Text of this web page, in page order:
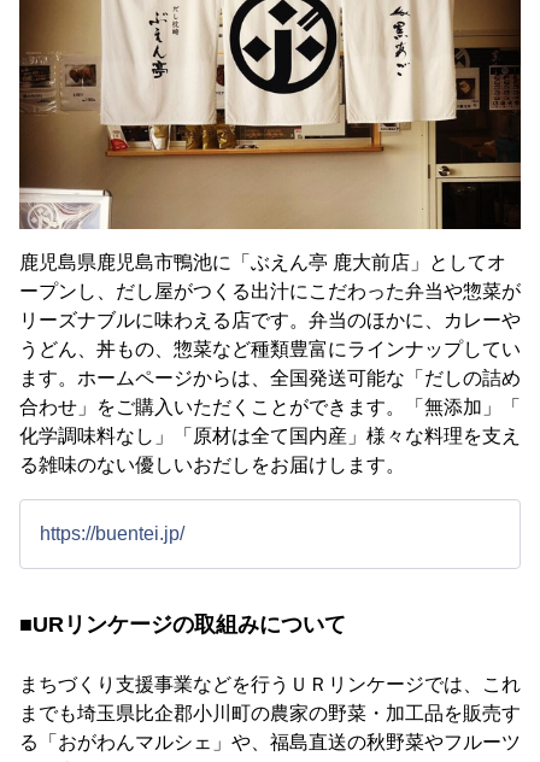
鹿児島県鹿児島市鴨池に「ぶえん亭 鹿大前店」としてオ
ープンし、だし屋がつくる出汁にこだわった弁当や惣菜が
リーズナブルに味わえる店です。弁当のほかに、カレーや
うどん、丼もの、惣菜など種類豊富にラインナップしてい
ます。ホームページからは、全国発送可能な「だしの詰め
合わせ」をご購入いただくことができます。「無添加」「
化学調味料なし」「原材は全て国内産」様々な料理を支え
る雑味のない優しいおだしをお届けします。
https://buentei.jp/
■URリンケージの取組みについて
まちづくり支援事業などを行うＵＲリンケージでは、これ
までも埼玉県比企郡小川町の農家の野菜・加工品を販売す
る「おがわんマルシェ」や、福島直送の秋野菜やフルーツ